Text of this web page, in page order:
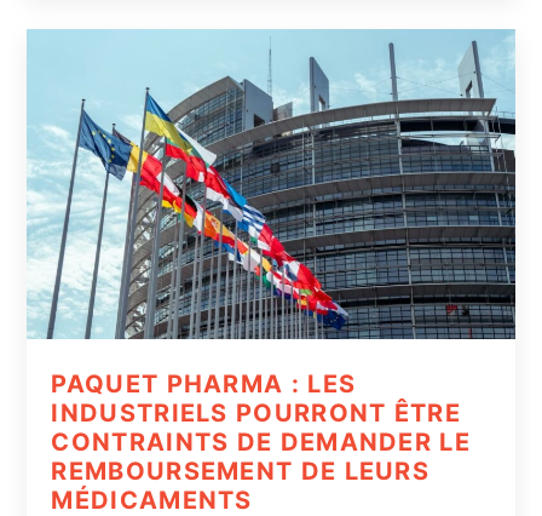
PAQUET PHARMA : LES
INDUSTRIELS POURRONT ÊTRE
CONTRAINTS DE DEMANDER LE
REMBOURSEMENT DE LEURS
MÉDICAMENTS